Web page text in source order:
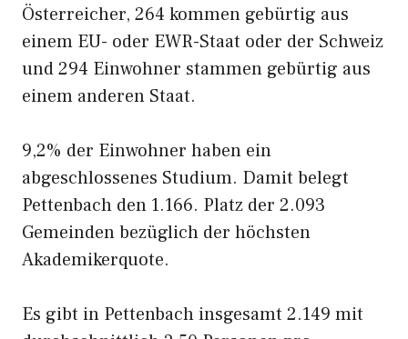
Österreicher, 264 kommen gebürtig aus
einem EU- oder EWR-Staat oder der Schweiz
und 294 Einwohner stammen gebürtig aus
einem anderen Staat.
9,2% der Einwohner haben ein
abgeschlossenes Studium. Damit belegt
Pettenbach den 1.166. Platz der 2.093
Gemeinden bezüglich der höchsten
Akademikerquote.
Es gibt in Pettenbach insgesamt 2.149 mit